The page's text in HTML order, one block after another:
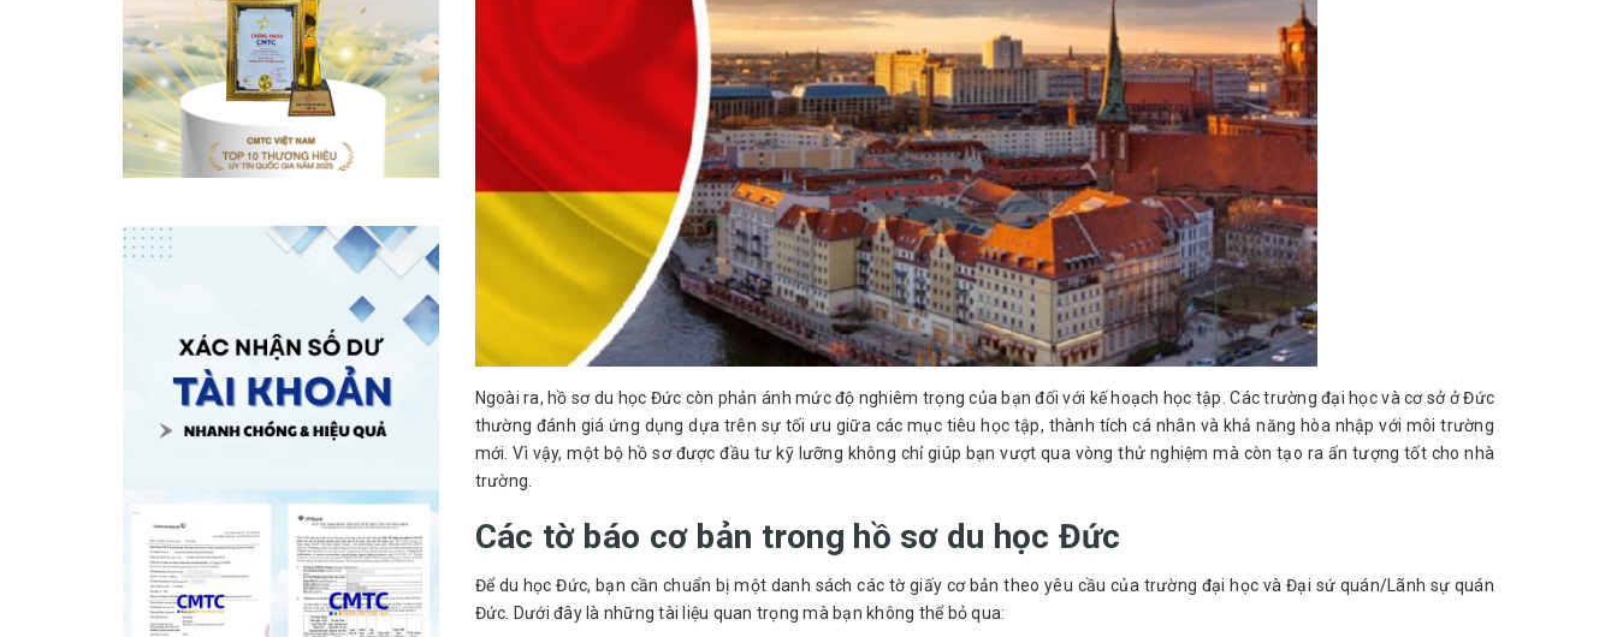
Ngoài ra, hồ sơ du học Đức còn phản ánh mức độ nghiêm trọng của bạn đối với kế hoạch học tập. Các trường đại học và cơ sở ở Đức
thường đánh giá ứng dụng dựa trên sự tối ưu giữa các mục tiêu học tập, thành tích cá nhân và khả năng hòa nhập với môi trường
mới. Vì vậy, một bộ hồ sơ được đầu tư kỹ lưỡng không chỉ giúp bạn vượt qua vòng thử nghiệm mà còn tạo ra ấn tượng tốt cho nhà
trường.
Các tờ báo cơ bản trong hồ sơ du học Đức
Để du học Đức, bạn cần chuẩn bị một danh sách các tờ giấy cơ bản theo yêu cầu của trường đại học và Đại sứ quán/Lãnh sự quán
Đức. Dưới đây là những tài liệu quan trọng mà bạn không thể bỏ qua: